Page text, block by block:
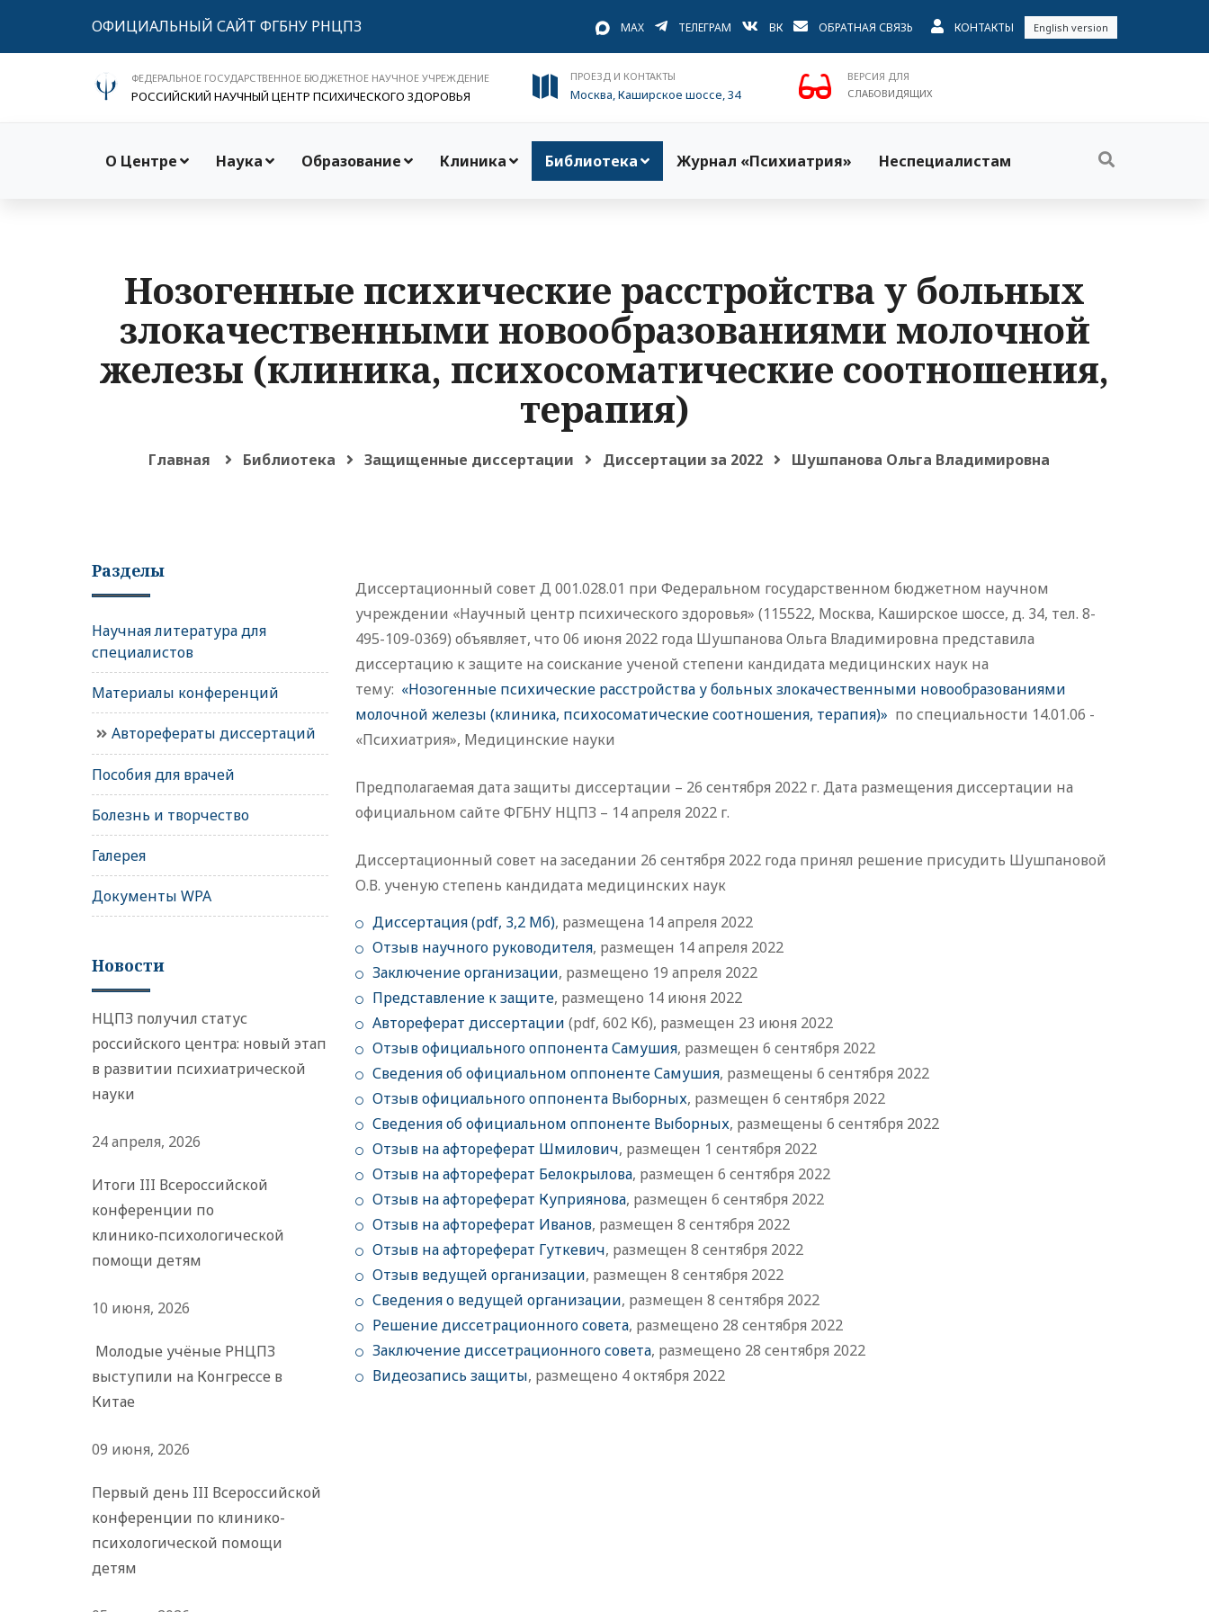
ОФИЦИАЛЬНЫЙ САЙТ ФГБНУ РНЦПЗ MAX ТЕЛЕГРАМ ВК ОБРАТНАЯ СВЯЗЬ КОНТАКТЫ English version
ФЕДЕРАЛЬНОЕ ГОСУДАРСТВЕННОЕ БЮДЖЕТНОЕ НАУЧНОЕ УЧРЕЖДЕНИЕ
РОССИЙСКИЙ НАУЧНЫЙ ЦЕНТР ПСИХИЧЕСКОГО ЗДОРОВЬЯ
ПРОЕЗД И КОНТАКТЫ
Москва, Каширское шоссе, 34
ВЕРСИЯ ДЛЯ
СЛАБОВИДЯЩИХ
О Центре Наука Образование Клиника Библиотека Журнал «Психиатрия» Неспециалистам
Нозогенные психические расстройства у больных
злокачественными новообразованиями молочной
железы (клиника, психосоматические соотношения,
терапия)
Главная Библиотека Защищенные диссертации Диссертации за 2022 Шушпанова Ольга Владимировна
Диссертационный совет Д 001.028.01 при Федеральном государственном бюджетном научном
учреждении «Научный центр психического здоровья» (115522, Москва, Каширское шоссе, д. 34, тел. 8-
495-109-0369) объявляет, что 06 июня 2022 года Шушпанова Ольга Владимировна представила
диссертацию к защите на соискание ученой степени кандидата медицинских наук на
тему: «Нозогенные психические расстройства у больных злокачественными новообразованиями
молочной железы (клиника, психосоматические соотношения, терапия)» по специальности 14.01.06 -
«Психиатрия», Медицинские науки
Предполагаемая дата защиты диссертации – 26 сентября 2022 г. Дата размещения диссертации на
официальном сайте ФГБНУ НЦПЗ – 14 апреля 2022 г.
Диссертационный совет на заседании 26 сентября 2022 года принял решение присудить Шушпановой
О.В. ученую степень кандидата медицинских наук
Диссертация (pdf, 3,2 Мб), размещена 14 апреля 2022
Отзыв научного руководителя, размещен 14 апреля 2022
Заключение организации, размещено 19 апреля 2022
Представление к защите, размещено 14 июня 2022
Автореферат диссертации (pdf, 602 Кб), размещен 23 июня 2022
Отзыв официального оппонента Самушия, размещен 6 сентября 2022
Сведения об официальном оппоненте Самушия, размещены 6 сентября 2022
Отзыв официального оппонента Выборных, размещен 6 сентября 2022
Сведения об официальном оппоненте Выборных, размещены 6 сентября 2022
Отзыв на афтореферат Шмилович, размещен 1 сентября 2022
Отзыв на афтореферат Белокрылова, размещен 6 сентября 2022
Отзыв на афтореферат Куприянова, размещен 6 сентября 2022
Отзыв на афтореферат Иванов, размещен 8 сентября 2022
Отзыв на афтореферат Гуткевич, размещен 8 сентября 2022
Отзыв ведущей организации, размещен 8 сентября 2022
Сведения о ведущей организации, размещен 8 сентября 2022
Решение диссетрационного совета, размещено 28 сентября 2022
Заключение диссетрационного совета, размещено 28 сентября 2022
Видеозапись защиты, размещено 4 октября 2022
Разделы
Научная литература для
специалистов
Материалы конференций
Авторефераты диссертаций
Пособия для врачей
Болезнь и творчество
Галерея
Документы WPA
Новости
НЦПЗ получил статус
российского центра: новый этап
в развитии психиатрической
науки
24 апреля, 2026
Итоги III Всероссийской
конференции по
клинико‑психологической
помощи детям
10 июня, 2026
Молодые учёные РНЦПЗ
выступили на Конгрессе в
Китае
09 июня, 2026
Первый день III Всероссийской
конференции по клинико-
психологической помощи
детям